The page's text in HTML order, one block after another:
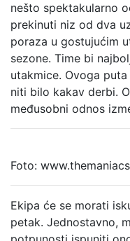
nešto spektakularno
prekinuti niz od dva
poraza u gostujućim
sezone. Time bi
utakmice. Ovoga
niti bilo kakav derbi.
međusobni odnos
Foto:
Ekipa će se morati
petak. Jednostavno,